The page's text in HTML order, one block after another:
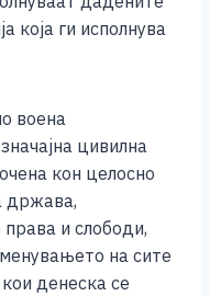
која ги исполнува
воена
цивилна
кон целосно
држава,
и слободи,
на сите
денеска се